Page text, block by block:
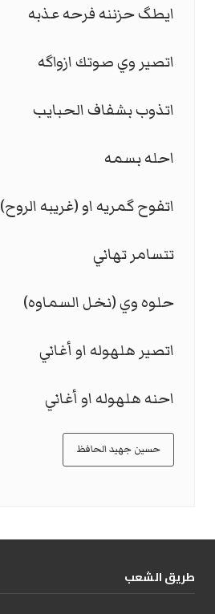
ايطگ حزننه فرحه عذبه
اتصير وي صوتك ازواگه
اتذوب بشفاف الحبايب
احله بسمه
اتفوح گمريه او (غريبه الروح)
تتسامر تهاني
حلوه وي (نخل السماوه)
اتصير هلهوله او أغاني
احنه هلهوله او أغاني
حسين جهيد الحافظ
طریق الشعب